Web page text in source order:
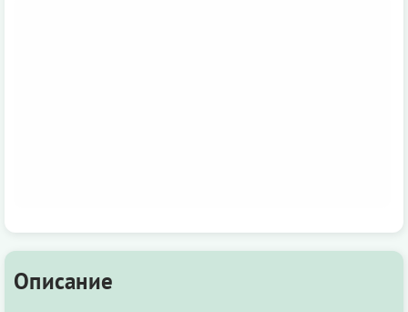
Описание